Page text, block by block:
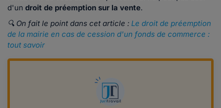
d'un droit de préemption sur la vente.
🔍 On fait le point dans cet article : Le droit de préemption
de la mairie en cas de cession d'un fonds de commerce :
tout savoir